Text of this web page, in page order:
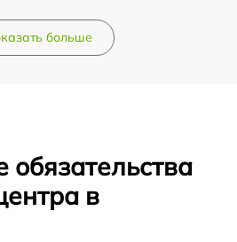
больше
обязательства
в